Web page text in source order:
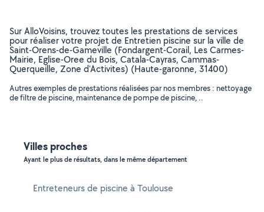
Sur AlloVoisins, trouvez toutes les prestations de services
pour réaliser votre projet de Entretien piscine sur la ville de
Saint-Orens-de-Gameville (Fondargent-Corail, Les Carmes-
Mairie, Eglise-Oree du Bois, Catala-Cayras, Cammas-
Querqueille, Zone d'Activites) (Haute-garonne, 31400)
Autres exemples de prestations réalisées par nos membres : nettoyage
de filtre de piscine, maintenance de pompe de piscine, ..
Villes proches
Ayant le plus de résultats, dans le même département
Entreteneurs de piscine à Toulouse